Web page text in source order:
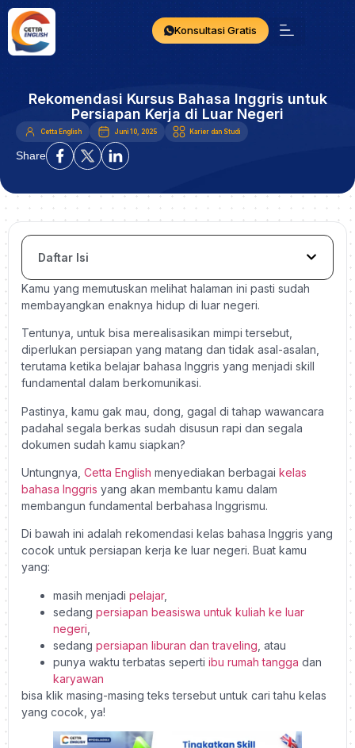
Konsultasi Gratis
Rekomendasi Kursus Bahasa Inggris untuk
Persiapan Kerja di Luar Negeri
Cetta English Juni 10, 2025 Karier dan Studi
Share
Daftar Isi
Kamu yang memutuskan melihat halaman ini pasti sudah
membayangkan enaknya hidup di luar negeri.
Tentunya, untuk bisa merealisasikan mimpi tersebut,
diperlukan persiapan yang matang dan tidak asal-asalan,
terutama ketika belajar bahasa Inggris yang menjadi skill
fundamental dalam berkomunikasi.
Pastinya, kamu gak mau, dong, gagal di tahap wawancara
padahal segala berkas sudah disusun rapi dan segala
dokumen sudah kamu siapkan?
Untungnya, Cetta English menyediakan berbagai kelas
bahasa Inggris yang akan membantu kamu dalam
membangun fundamental berbahasa Inggrismu.
Di bawah ini adalah rekomendasi kelas bahasa Inggris yang
cocok untuk persiapan kerja ke luar negeri. Buat kamu
yang:
masih menjadi pelajar,
sedang persiapan beasiswa untuk kuliah ke luar
negeri
sedang persiapan liburan dan traveling , atau
punya waktu terbatas seperti ibu rumah tangga dan
karyawan
bisa klik masing-masing teks tersebut untuk cari tahu kelas
yang cocok, ya!